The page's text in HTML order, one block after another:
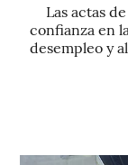
Las actas
confianza en
desempleo y